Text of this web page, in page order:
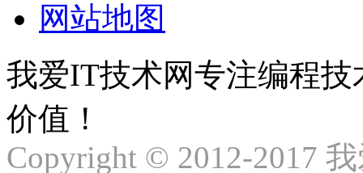
网站地图
我爱IT技术网专注编程
价值！
Copyright © 2012-2017